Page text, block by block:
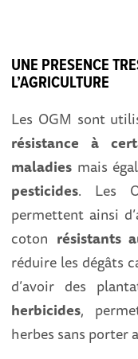
UNE PRESENCE
L’AGRICULTURE
Les OGM sont
résistance à
maladies mais
pesticides. Les
permettent ainsi
coton résistants
réduire les dégâts
d’avoir des
herbicides,
herbes sans porter